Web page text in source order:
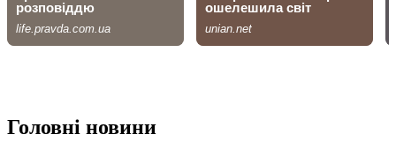
Головні новини